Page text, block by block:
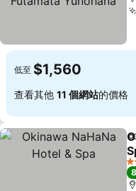
低至 $1,560
查看其他 11 個網站的價格
4